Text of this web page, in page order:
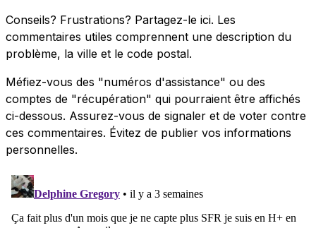
Conseils? Frustrations? Partagez-le ici. Les
commentaires utiles comprennent une description du
problème, la ville et le code postal.
Méfiez-vous des "numéros d'assistance" ou des
comptes de "récupération" qui pourraient être affichés
ci-dessous. Assurez-vous de signaler et de voter contre
ces commentaires. Évitez de publier vos informations
personnelles.